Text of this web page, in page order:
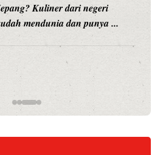
Nunung Srimulat dan Vicky Prasetyo,
dunia kuliner dengan ...
Nunung Srimulat & Vicky Prasetyo Buka
Rahasia Mami Bikin Nagih!